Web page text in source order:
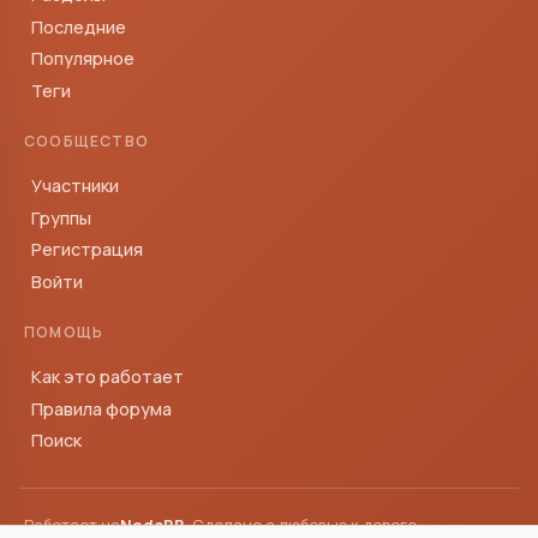
Последние
Популярное
Теги
СООБЩЕСТВО
Участники
Группы
Регистрация
Войти
ПОМОЩЬ
Как это работает
Правила форума
Поиск
Работает наNodeBB· Сделано с любовью к дороге